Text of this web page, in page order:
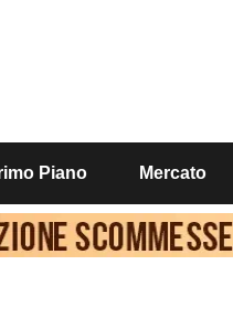
Piano Mercato